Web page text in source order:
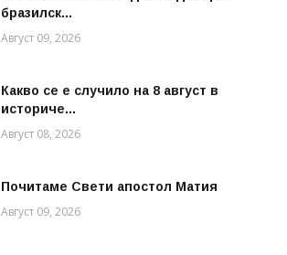
бразилск...
Август 09, 2026
Какво се е случило на 8 август в
историче...
Август 08, 2026
Почитаме Свети апостол Матия
Август 09, 2026